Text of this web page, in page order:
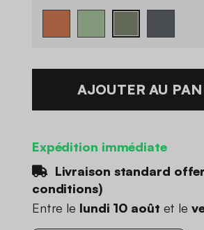
AJOUTER AU
Expédition immédiate
Livraison standard
conditions)
Entre le lundi 10 août et le